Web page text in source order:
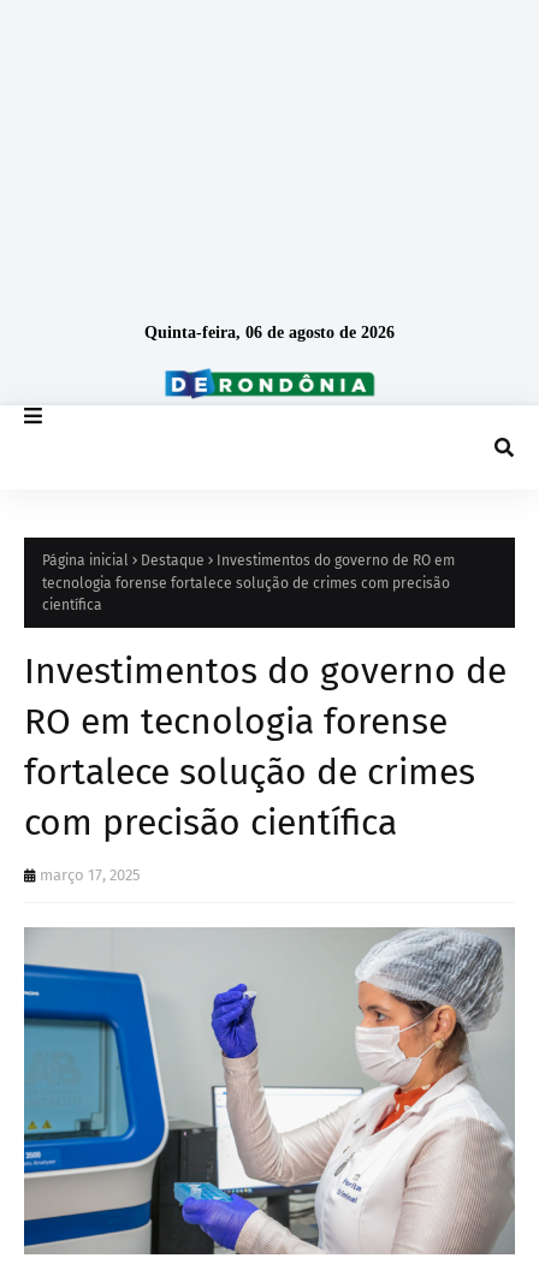
Quinta-feira, 06 de agosto de 2026
Página inicial Destaque
Investimentos do governo de RO em
tecnologia forense fortalece solução de crimes com precisão
científica
Investimentos do governo de
RO em tecnologia forense
fortalece solução de crimes
com precisão científica
março 17, 2025